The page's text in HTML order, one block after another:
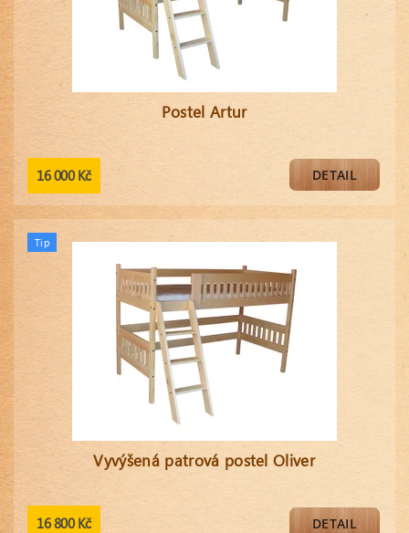
Postel Artur
16 000 Kč DETAIL
Tip
Vyvýšená patrová postel Oliver
16 800 Kč DETAIL